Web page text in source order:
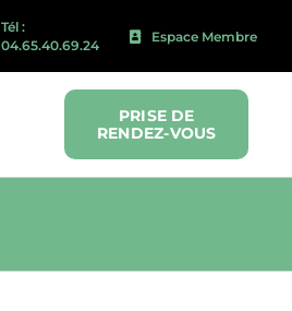
Tél :
04.65.40.69.24
Espace Membre
PRISE DE
RENDEZ-VOUS